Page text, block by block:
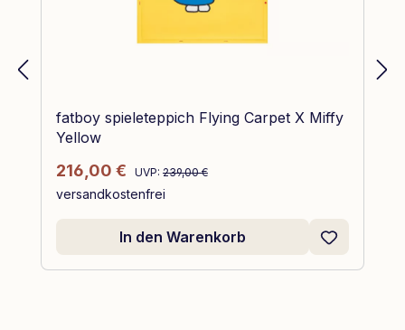
fatboy spieleteppich Flying Carpet X Miffy
Yellow
Verkaufspreis:
216,00 € Regulärer Preis:
UVP: 239,00 €
versandkostenfrei
In den Warenkorb